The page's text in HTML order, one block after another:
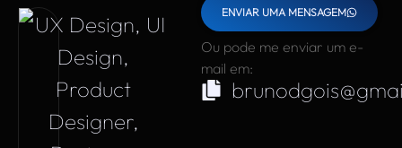
ENVIAR UMA MENSAGEM
Ou pode me enviar um e-
mail em: